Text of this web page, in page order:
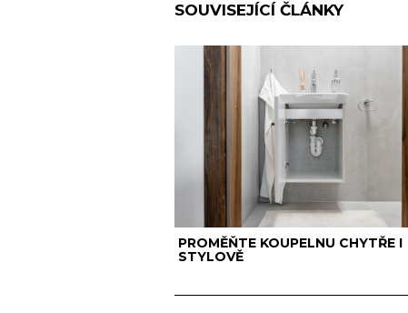
SOUVISEJÍCÍ ČLÁNKY
PROMĚŇTE KOUPELNU CHYTŘE I
STYLOVĚ